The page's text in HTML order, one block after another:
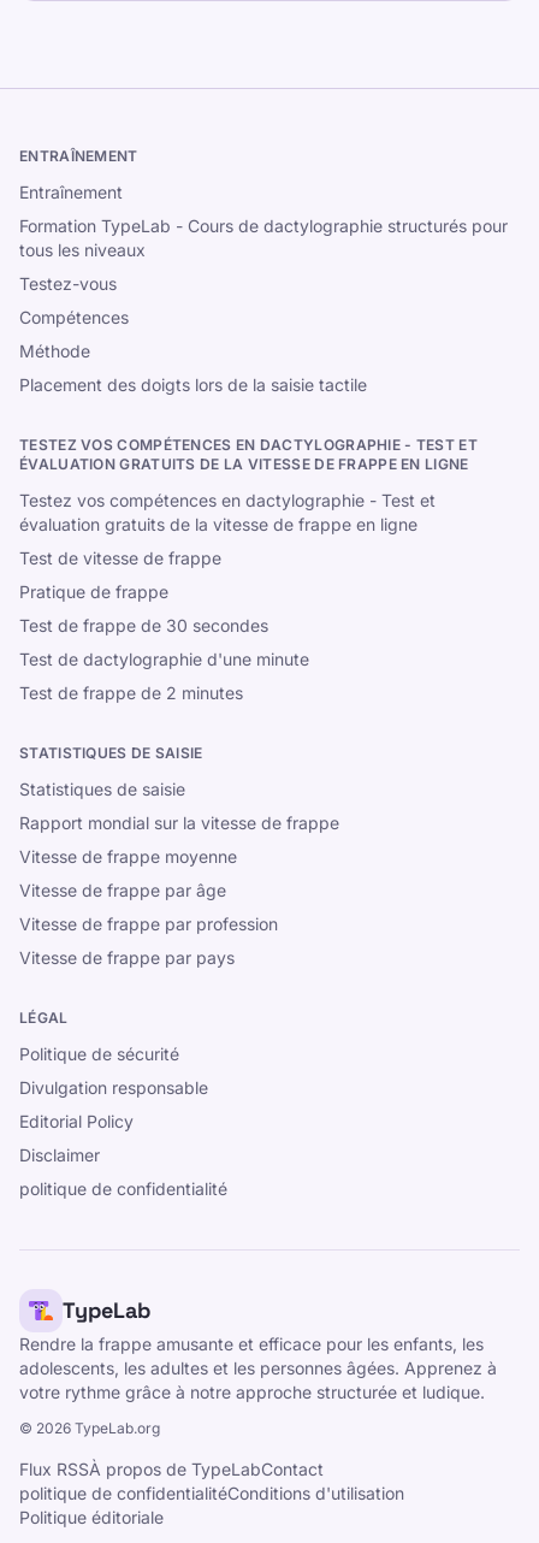
ENTRAÎNEMENT
Entraînement
Formation TypeLab - Cours de dactylographie structurés pour
tous les niveaux
Testez-vous
Compétences
Méthode
Placement des doigts lors de la saisie tactile
TESTEZ VOS COMPÉTENCES EN DACTYLOGRAPHIE - TEST ET
ÉVALUATION GRATUITS DE LA VITESSE DE FRAPPE EN LIGNE
Testez vos compétences en dactylographie - Test et
évaluation gratuits de la vitesse de frappe en ligne
Test de vitesse de frappe
Pratique de frappe
Test de frappe de 30 secondes
Test de dactylographie d'une minute
Test de frappe de 2 minutes
STATISTIQUES DE SAISIE
Statistiques de saisie
Rapport mondial sur la vitesse de frappe
Vitesse de frappe moyenne
Vitesse de frappe par âge
Vitesse de frappe par profession
Vitesse de frappe par pays
LÉGAL
Politique de sécurité
Divulgation responsable
Editorial Policy
Disclaimer
politique de confidentialité
TypeLab
Rendre la frappe amusante et efficace pour les enfants, les
adolescents, les adultes et les personnes âgées. Apprenez à
votre rythme grâce à notre approche structurée et ludique.
© 2026 TypeLab.org
Flux RSSÀ propos de TypeLabContact
politique de confidentialitéConditions d'utilisation
Politique éditoriale